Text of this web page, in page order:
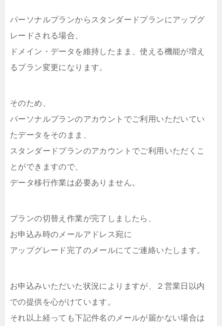
パーソナルプランからスタンダードプランにアップグ
レードされる場合、
ドメイン・データを維持したまま、使える機能が増え
るプラン変更になります。
そのため、
パーソナルプランのアカウントでご利用いただいてい
たデータをそのまま、
スタンダードプランのアカウントでご利用いただくこ
とができますので、
データ移行作業は必要ありません。
プランの切替え作業が完了しましたら、
お申込み時のメールアドレス宛に
アップグレード完了のメールにてご連絡いたします。
お申込みいただいた状況によりますが、２営業日以内
での提供を心がけています。
それ以上経っても下記件名のメールが届かない場合は